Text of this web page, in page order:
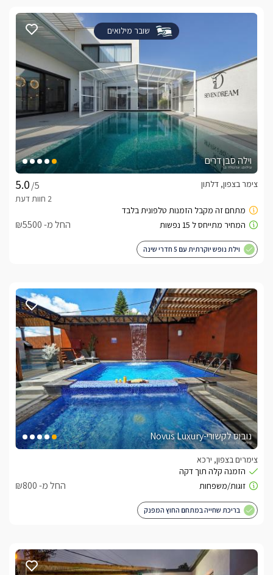
שובר מילואים
וילה סבן דרים
/5
צימר בצפון, דלתון
החל מ- ₪5500
וילת נופש יוקרתית עם 5 חדרי שינה
נובוס לקשורי-Novus Luxury
צימרים בצפון, ירכא
החל מ- ₪800
בריכת שחייה במתחם החוץ המפנק